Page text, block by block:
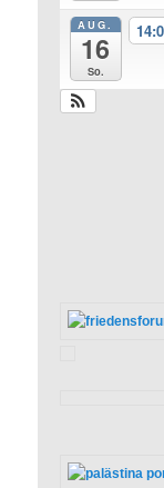
AUG.
16
So.